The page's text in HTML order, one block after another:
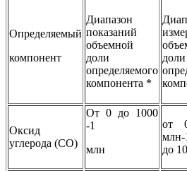
Определяемый
компонент
Диапазон
показаний
объемной
доли
определяемого
компонента *
доли
Оксид
углерода (СО)
От 0 до 1000
-1
млн
от
до